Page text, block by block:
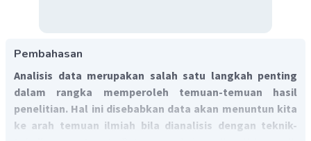
Pembahasan
Analisis data merupakan salah satu langkah penting
dalam rangka memperoleh temuan-temuan hasil
penelitian. Hal ini disebabkan data akan menuntun kita
ke arah temuan ilmiah bila dianalisis dengan teknik-